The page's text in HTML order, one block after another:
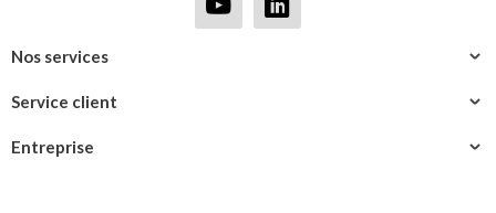
Entreprise
Service client
Nos services